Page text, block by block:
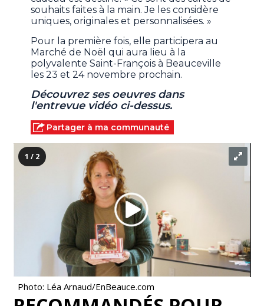
souhaits faites à la main. Je les considère
uniques, originales et personnalisées. »
Pour la première fois, elle participera au
Marché de Noël qui aura lieu à la
polyvalente Saint-François à Beauceville
les 23 et 24 novembre prochain.
Découvrez ses oeuvres dans
l'entrevue vidéo ci-dessus.
Partager à ma communauté
1 / 2
Photo: Léa Arnaud/EnBeauce.com